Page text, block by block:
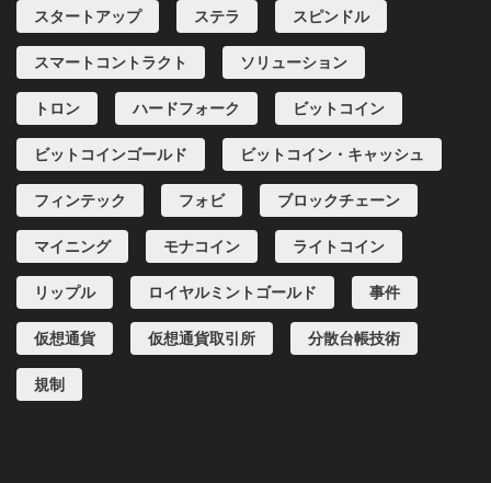
スタートアップ ステラ スピンドル
スマートコントラクト ソリューション
トロン ハードフォーク ビットコイン
ビットコインゴールド ビットコイン・キャッシュ
フィンテック フォビ ブロックチェーン
マイニング モナコイン ライトコイン
リップル ロイヤルミントゴールド 事件
仮想通貨 仮想通貨取引所 分散台帳技術
規制